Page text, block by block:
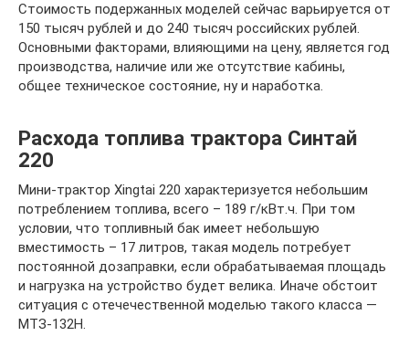
Стоимость подержанных моделей сейчас варьируется от
150 тысяч рублей и до 240 тысяч российских рублей.
Основными факторами, влияющими на цену, является год
производства, наличие или же отсутствие кабины,
общее техническое состояние, ну и наработка.
Расхода топлива трактора Синтай
220
Мини-трактор Xingtai 220 характеризуется небольшим
потреблением топлива, всего – 189 г/кВт.ч. При том
условии, что топливный бак имеет небольшую
вместимость – 17 литров, такая модель потребует
постоянной дозаправки, если обрабатываемая площадь
и нагрузка на устройство будет велика. Иначе обстоит
ситуация с отечечественной моделью такого класса —
МТЗ-132Н.